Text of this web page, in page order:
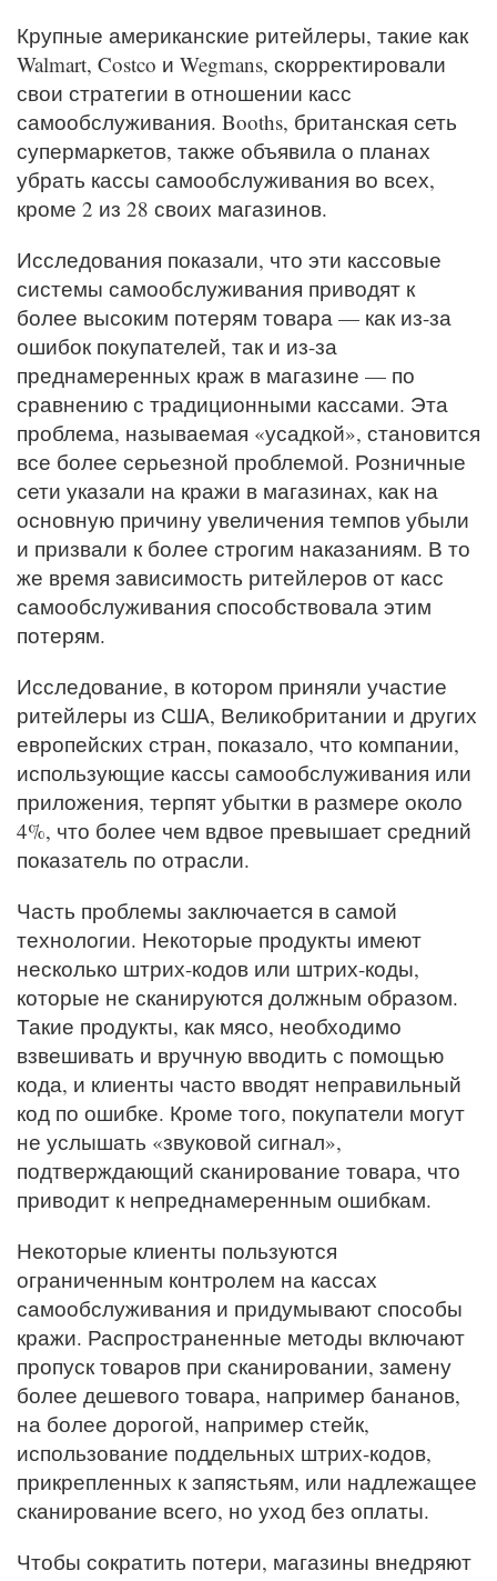
Крупные американские ритейлеры, такие как
Walmart, Costco и Wegmans, скорректировали
свои стратегии в отношении касс
самообслуживания. Booths, британская сеть
супермаркетов, также объявила о планах
убрать кассы самообслуживания во всех,
кроме 2 из 28 своих магазинов.
Исследования показали, что эти кассовые
системы самообслуживания приводят к
более высоким потерям товара — как из-за
ошибок покупателей, так и из-за
преднамеренных краж в магазине — по
сравнению с традиционными кассами. Эта
проблема, называемая «усадкой», становится
все более серьезной проблемой. Розничные
сети указали на кражи в магазинах, как на
основную причину увеличения темпов убыли
и призвали к более строгим наказаниям. В то
же время зависимость ритейлеров от касс
самообслуживания способствовала этим
потерям.
Исследование, в котором приняли участие
ритейлеры из США, Великобритании и других
европейских стран, показало, что компании,
использующие кассы самообслуживания или
приложения, терпят убытки в размере около
4%, что более чем вдвое превышает средний
показатель по отрасли.
Часть проблемы заключается в самой
технологии. Некоторые продукты имеют
несколько штрих-кодов или штрих-коды,
которые не сканируются должным образом.
Такие продукты, как мясо, необходимо
взвешивать и вручную вводить с помощью
кода, и клиенты часто вводят неправильный
код по ошибке. Кроме того, покупатели могут
не услышать «звуковой сигнал»,
подтверждающий сканирование товара, что
приводит к непреднамеренным ошибкам.
Некоторые клиенты пользуются
ограниченным контролем на кассах
самообслуживания и придумывают способы
кражи. Распространенные методы включают
пропуск товаров при сканировании, замену
более дешевого товара, например бананов,
на более дорогой, например стейк,
использование поддельных штрих-кодов,
прикрепленных к запястьям, или надлежащее
сканирование всего, но уход без оплаты.
Чтобы сократить потери, магазины внедряют